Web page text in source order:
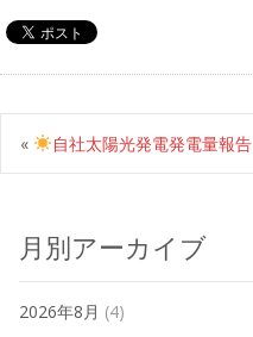
« 自社太陽光発電発電量報告
月別アーカイブ
2026年8月 (4)